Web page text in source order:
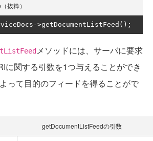
抜粋）
->getDocumentListFeed ();
メソッドには、サーバに要求
に関する引数を1つ与えることができ
って目的のフィードを得ることがで
getDocumentListFeedの引数